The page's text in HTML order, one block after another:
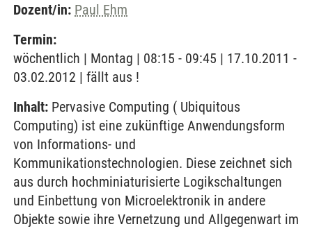
Dozent/in: Paul Ehm
Termin:
wöchentlich | Montag | 08:15 - 09:45 | 17.10.2011 -
03.02.2012 | fällt aus !
Inhalt: Pervasive Computing ( Ubiquitous
Computing) ist eine zukünftige Anwendungsform
von Informations- und
Kommunikationstechnologien. Diese zeichnet sich
aus durch hochminiaturisierte Logikschaltungen
und Einbettung von Microelektronik in andere
Objekte sowie ihre Vernetzung und Allgegenwart im